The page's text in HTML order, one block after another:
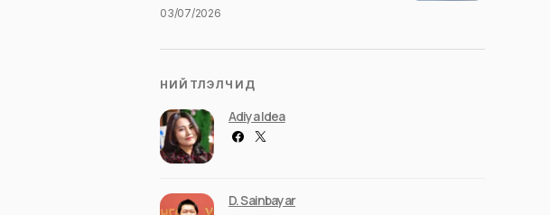
03/07/2026
НИЙТЛЭЛЧИД
Adiya Idea
D. Sainbayar